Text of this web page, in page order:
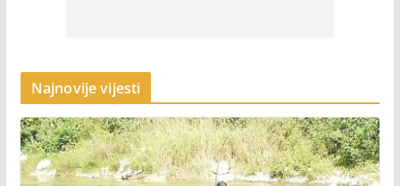
Najnovije vijesti